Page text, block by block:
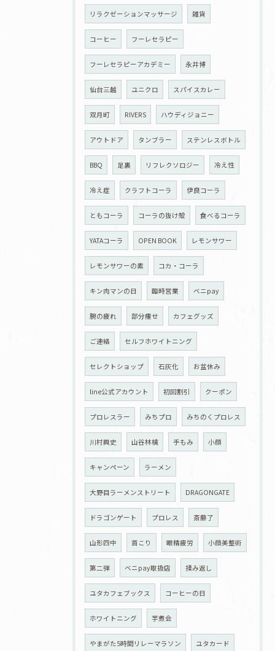
リラクゼーションマッサージ 雑貨
コーヒー フーレセラピー
フーレセラピーアカデミー 永井博
仙台三越 ユニクロ スパイスカレー
双月町 RIVERS ハウディジョニー
アウトドア タンブラー ステンレスボトル
BBQ 足裏 リフレクソロジー 冷え性
冷え症 クラフトコーラ 伊良コーラ
ともコーラ コーラの抜け殻 食べるコーラ
YATAコーラ OPEN BOOK レモンサワー
レモンサワーの素 コカ・コーラ
キン肉マンの日 臨時営業 ベニpay
腕の疲れ 部分痩せ カフェグッズ
ご連絡 セルフホワイトニング
セレクトショップ 石灰化 お盆休み
line公式アカウント 初回割引 クーポン
プロレスラー みちプロ みちのくプロレス
川村興史 山谷林檎 手もみ 小顔
キャンペーン ラーメン
大野目ラーメンストリート DRAGONGATE
ドラゴンゲート プロレス 斎藤了
山形四中 首こり 眼精疲労 小顔美整術
第二弾 ベニpay取扱店 揉み返し
ユタカフェブックス コーヒーの日
ホワイトニング 芋煮会
やまがた5時間リレーマラソン ユタカード